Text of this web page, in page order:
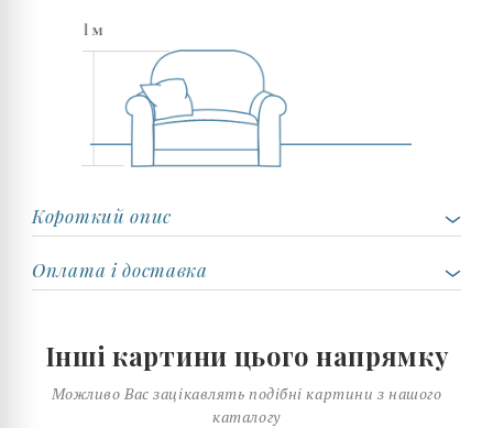
Короткий опис
Оплата і доставка
Інші картини цього напрямку
Можливо Вас зацікавлять подібні картини з нашого
каталогу